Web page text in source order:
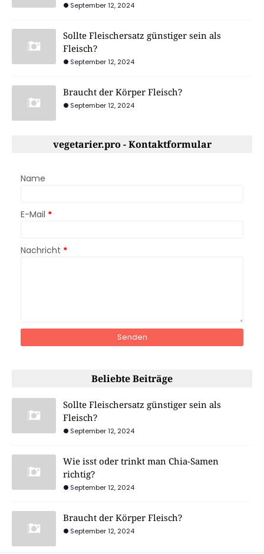
September 12, 2024
Sollte Fleischersatz günstiger sein als
Fleisch?
September 12, 2024
Braucht der Körper Fleisch?
September 12, 2024
vegetarier.pro - Kontaktformular
Name
E-Mail *
Nachricht *
Beliebte Beiträge
Sollte Fleischersatz günstiger sein als
Fleisch?
September 12, 2024
Wie isst oder trinkt man Chia-Samen
richtig?
September 12, 2024
Braucht der Körper Fleisch?
September 12, 2024